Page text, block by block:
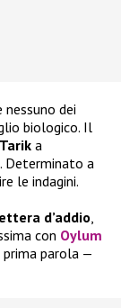
dei
biologico. Il
Tarik a
Determinato a
le indagini.
d’addio,
con Oylum
parola —